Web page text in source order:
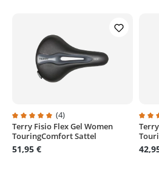
Durchschnittliche Bewertung von 5
(4)
Terry Fisio Flex Gel Women
TouringComfort Sattel
51,95 €